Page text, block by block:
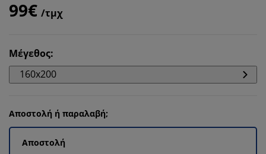
99€ /τμχ
Μέγεθος:
160x200
Αποστολή ή παραλαβή;
Αποστολή